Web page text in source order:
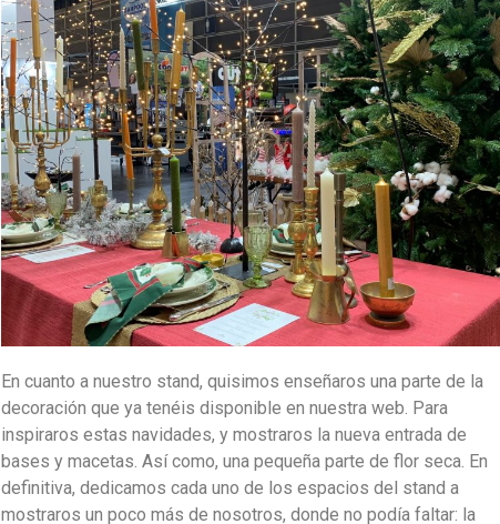
En cuanto a nuestro stand, quisimos enseñaros una parte de la
decoración que ya tenéis disponible en nuestra web. Para
inspiraros estas navidades, y mostraros la nueva entrada de
bases y macetas. Así como, una pequeña parte de flor seca. En
definitiva, dedicamos cada uno de los espacios del stand a
mostraros un poco más de nosotros, donde no podía faltar: la